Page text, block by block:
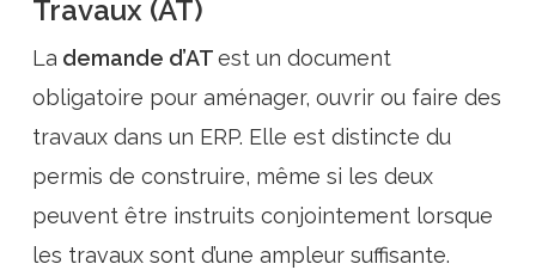
Travaux (AT)
La demande d’ATest un document
obligatoire pour aménager, ouvrir ou faire des
travaux dans un ERP. Elle est distincte du
permis de construire, même si les deux
peuvent être instruits conjointement lorsque
les travaux sont d’une ampleur suffisante.